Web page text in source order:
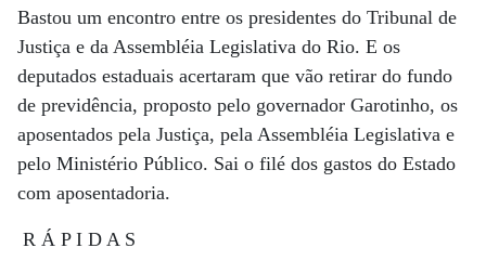
Bastou um encontro entre os presidentes do Tribunal de
Justiça e da Assembléia Legislativa do Rio. E os
deputados estaduais acertaram que vão retirar do fundo
de previdência, proposto pelo governador Garotinho, os
aposentados pela Justiça, pela Assembléia Legislativa e
pelo Ministério Público. Sai o filé dos gastos do Estado
com aposentadoria.
R Á P I D A S